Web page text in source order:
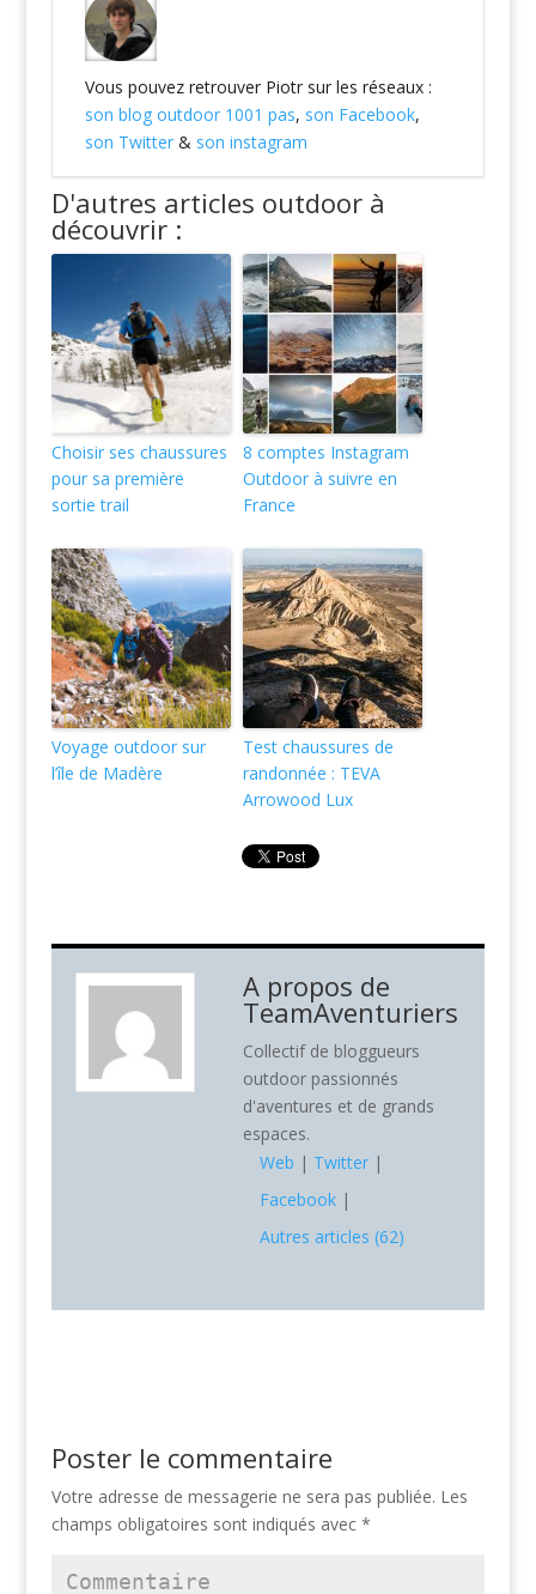
Vous pouvez retrouver Piotr sur les réseaux :
son blog outdoor 1001 pas, son Facebook,
son Twitter& son instagram
D'autres articles outdoor à
découvrir :
Choisir ses chaussures
pour sa première
sortie trail
8 comptes Instagram
Outdoor à suivre en
France
Voyage outdoor sur
l’île de Madère
Test chaussures de
randonnée : TEVA
Arrowood Lux
A propos de
TeamAventuriers
Collectif de bloggueurs
outdoor passionnés
d'aventures et de grands
espaces.
Web | Twitter|
Facebook|
Autres articles (62)
Poster le commentaire
Votre adresse de messagerie ne sera pas publiée. Les
champs obligatoires sont indiqués avec *